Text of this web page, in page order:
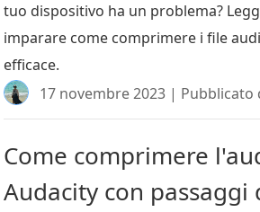
tuo dispositivo ha un problema?
imparare come comprimere i file
efficace.
17 novembre 2023 | Pubblicato
Come comprimere
Audacity con